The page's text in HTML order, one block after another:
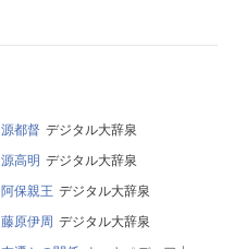
源都督 デジタル大辞泉
源高明 デジタル大辞泉
阿保親王 デジタル大辞泉
藤原伊周 デジタル大辞泉